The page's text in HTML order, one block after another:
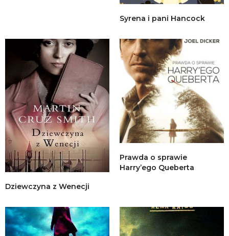
Syrena i pani Hancock
Dziewczyna z Wenecji
Prawda o sprawie
Harry’ego Queberta